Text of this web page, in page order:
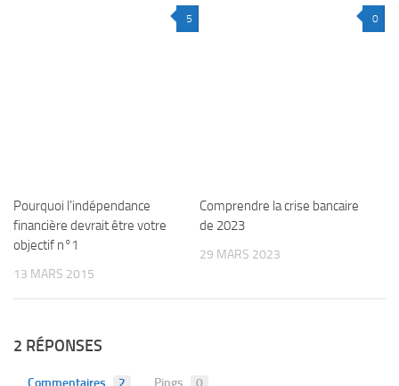
5
Pourquoi l’indépendance
financière devrait être votre
objectif n°1
13 MARS 2015
0
Comprendre la crise bancaire
de 2023
29 MARS 2023
2 RÉPONSES